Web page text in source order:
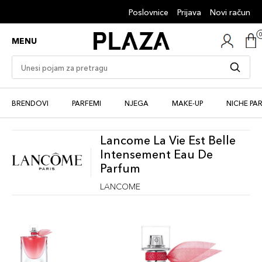
Poslovnice Prijava Novi račun
MENU
BRENDOVI PARFEMI NJEGA MAKE-UP NICHE
Lancome La Vie Est Belle
Intensement Eau De
Parfum
LANCOME